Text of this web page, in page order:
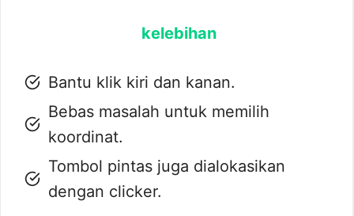
kelebihan
Bantu klik kiri dan kanan.
Bebas masalah untuk memilih
koordinat.
Tombol pintas juga dialokasikan
dengan clicker.